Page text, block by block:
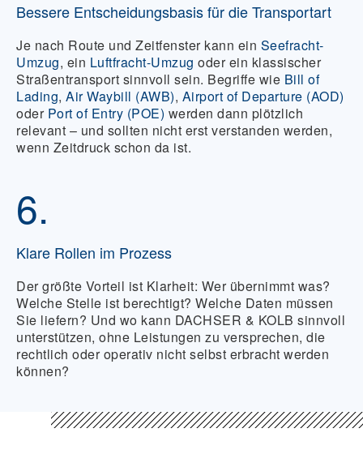
Bessere Entscheidungsbasis für die Transportart
Je nach Route und Zeitfenster kann ein Seefracht-
Umzug, ein Luftfracht-Umzug oder ein klassischer
Straßentransport sinnvoll sein. Begriffe wie Bill of
Lading, Air Waybill (AWB), Airport of Departure (AOD)
oder Port of Entry (POE) werden dann plötzlich
relevant – und sollten nicht erst verstanden werden,
wenn Zeitdruck schon da ist.
6.
Klare Rollen im Prozess
Der größte Vorteil ist Klarheit: Wer übernimmt was?
Welche Stelle ist berechtigt? Welche Daten müssen
Sie liefern? Und wo kann DACHSER & KOLB sinnvoll
unterstützen, ohne Leistungen zu versprechen, die
rechtlich oder operativ nicht selbst erbracht werden
können?